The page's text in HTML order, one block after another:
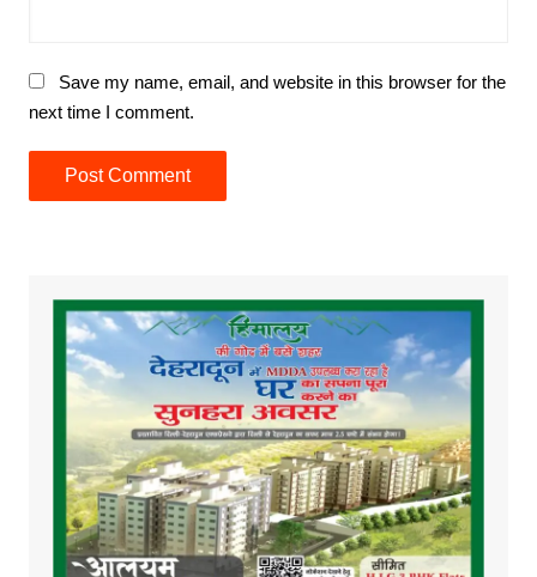
Save my name, email, and website in this browser for the
next time I comment.